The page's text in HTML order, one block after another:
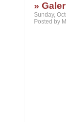
»
Sunday,
Posted by